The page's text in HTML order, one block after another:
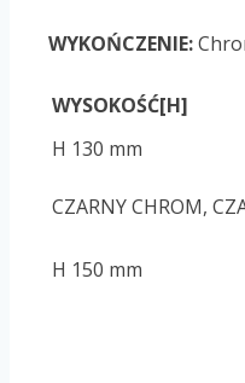
WYKOŃCZENIE:
WYSOKOŚĆ[H]
H 130 mm
CZARNY CHROM,
H 150 mm